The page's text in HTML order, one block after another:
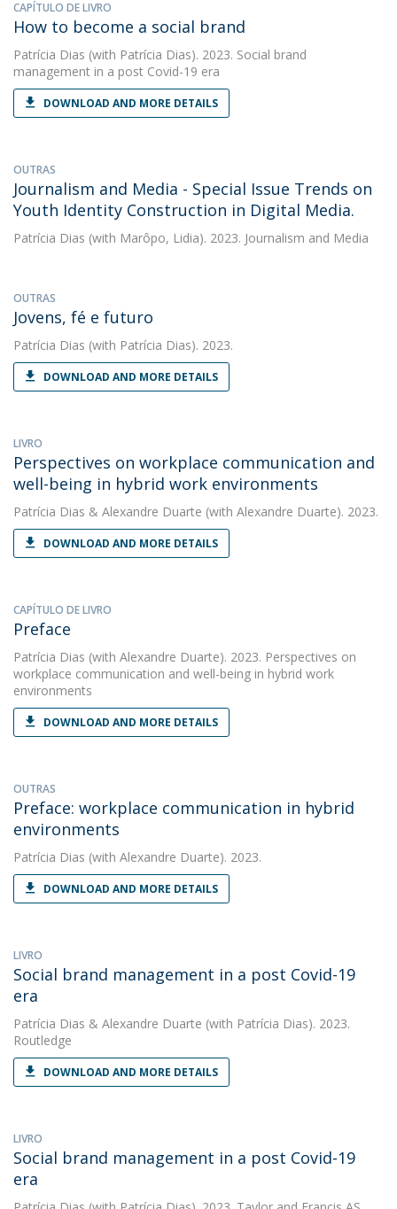
CAPÍTULO DE LIVRO
How to become a social brand
Patrícia Dias (with Patrícia Dias). 2023. Social brand
management in a post Covid-19 era
DOWNLOAD AND MORE DETAILS
OUTRAS
Journalism and Media - Special Issue Trends on
Youth Identity Construction in Digital Media.
Patrícia Dias (with Marôpo, Lidia). 2023. Journalism and Media
OUTRAS
Jovens, fé e futuro
Patrícia Dias (with Patrícia Dias). 2023.
DOWNLOAD AND MORE DETAILS
LIVRO
Perspectives on workplace communication and
well-being in hybrid work environments
Patrícia Dias & Alexandre Duarte (with Alexandre Duarte). 2023.
DOWNLOAD AND MORE DETAILS
CAPÍTULO DE LIVRO
Preface
Patrícia Dias (with Alexandre Duarte). 2023. Perspectives on
workplace communication and well-being in hybrid work
environments
DOWNLOAD AND MORE DETAILS
OUTRAS
Preface: workplace communication in hybrid
environments
Patrícia Dias (with Alexandre Duarte). 2023.
DOWNLOAD AND MORE DETAILS
LIVRO
Social brand management in a post Covid-19
era
Patrícia Dias & Alexandre Duarte (with Patrícia Dias). 2023.
Routledge
DOWNLOAD AND MORE DETAILS
LIVRO
Social brand management in a post Covid-19
era